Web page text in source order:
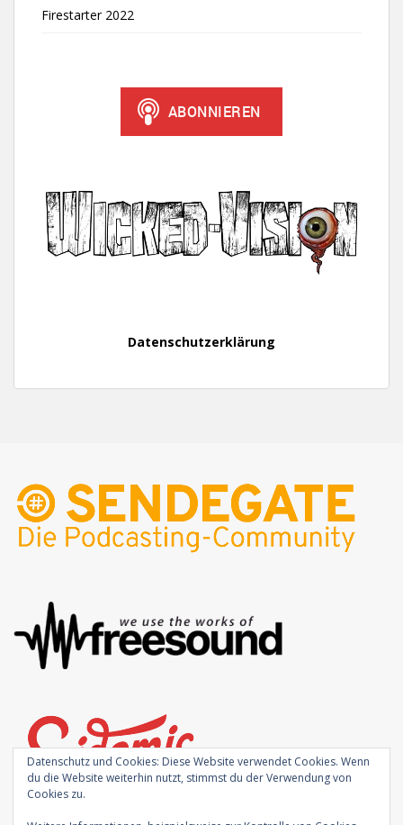
Firestarter 2022
Datenschutzerklärung
Datenschutz und Cookies: Diese Website verwendet Cookies. Wenn
du die Website weiterhin nutzt, stimmst du der Verwendung von
Cookies zu.